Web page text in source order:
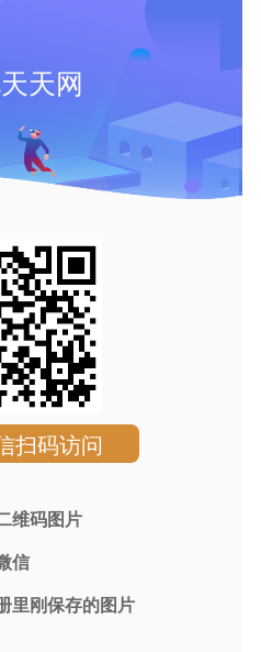
天网
扫码访问
维码图片
信
里刚保存的图片